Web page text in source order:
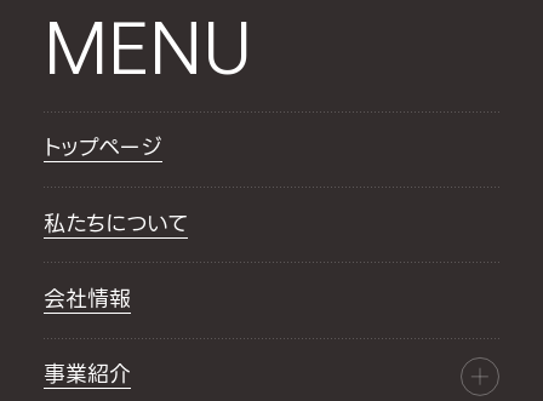
MENU
トップページ
私たちについて
会社情報
事業紹介